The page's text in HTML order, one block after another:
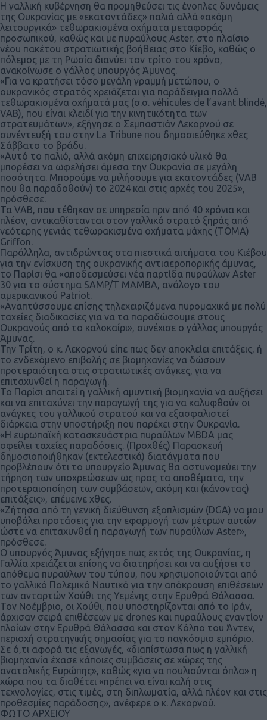
Η γαλλική κυβέρνηση θα προμηθεύσει τις ένοπλες δυνάμεις
της Ουκρανίας με «εκατοντάδες» παλιά αλλά «ακόμη
λειτουργικά» τεθωρακισμένα οχήματα μεταφοράς
προσωπικού, καθώς και με πυραύλους Aster, στο πλαίσιο
νέου πακέτου στρατιωτικής βοήθειας στο Κίεβο, καθώς ο
πόλεμος με τη Ρωσία διανύει τον τρίτο του χρόνο,
ανακοίνωσε ο γάλλος υπουργός Άμυνας.
«Για να κρατήσει τόσο μεγάλη γραμμή μετώπου, ο
ουκρανικός στρατός χρειάζεται για παράδειγμα πολλά
τεθωρακισμένα οχήματά μας (σ.σ. véhicules de l’avant blindé,
VAB), που είναι κλειδί για την κινητικότητα των
στρατευμάτων», εξήγησε ο Σεμπαστιάν Λεκορνού σε
συνέντευξή του στην La Tribune που δημοσιεύθηκε χθες
Σάββατο το βράδυ.
«Αυτό το παλιό, αλλά ακόμη επιχειρησιακό υλικό θα
μπορέσει να ωφελήσει άμεσα την Ουκρανία σε μεγάλη
ποσότητα. Μπορούμε να μιλήσουμε για εκατοντάδες (VAB
που θα παραδοθούν) το 2024 και στις αρχές του 2025»,
πρόσθεσε.
Τα VAB, που τέθηκαν σε υπηρεσία πριν από 40 χρόνια και
πλέον, αντικαθίστανται στον γαλλικό στρατό ξηράς από
νεότερης γενιάς τεθωρακισμένα οχήματα μάχης (ΤΟΜΑ)
Griffon.
Παράλληλα, αντιδρώντας στα πιεστικά αιτήματα του Κιέβου
για την ενίσχυση της ουκρανικής αντιαεροπορικής άμυνας,
το Παρίσι θα «αποδεσμεύσει νέα παρτίδα πυραύλων Aster
30 για το σύστημα SAMP/T MAMBA, ανάλογο του
αμερικανικού Patriot.
«Αναπτύσσουμε επίσης τηλεχειριζόμενα πυρομαχικά με πολύ
ταχείες διαδικασίες για να τα παραδώσουμε στους
Ουκρανούς από το καλοκαίρι», συνέχισε ο γάλλος υπουργός
Άμυνας.
Την Τρίτη, ο κ. Λεκορνού είπε πως δεν αποκλείει επιτάξεις, ή
το ενδεχόμενο επιβολής σε βιομηχανίες να δώσουν
προτεραιότητα στις στρατιωτικές ανάγκες, για να
επιταχυνθεί η παραγωγή.
Το Παρίσι απαιτεί η γαλλική αμυντική βιομηχανία να αυξήσει
και να επιταχύνει την παραγωγή της για να καλυφθούν οι
ανάγκες του γαλλικού στρατού και να εξασφαλιστεί
διάρκεια στην υποστήριξη που παρέχει στην Ουκρανία.
«Η ευρωπαϊκή κατασκευάστρια πυραύλων MBDA μας
οφείλει ταχείες παραδόσεις. (Προχθές) Παρασκευή
δημοσιοποιήθηκαν (εκτελεστικά) διατάγματα που
προβλέπουν ότι το υπουργείο Άμυνας θα αστυνομεύει την
τήρηση των υποχρεώσεων ως προς τα αποθέματα, την
προτεραιοποίηση των συμβάσεων, ακόμη και (κάνοντας)
επιτάξεις», επέμεινε χθες.
«Ζήτησα από τη γενική διεύθυνση εξοπλισμών (DGA) να μου
υποβάλει προτάσεις για την εφαρμογή των μέτρων αυτών
ώστε να επιταχυνθεί η παραγωγή των πυραύλων Aster»,
πρόσθεσε.
Ο υπουργός Άμυνας εξήγησε πως εκτός της Ουκρανίας, η
Γαλλία χρειάζεται επίσης να διατηρήσει και να αυξήσει το
απόθεμα πυραύλων του τύπου, που χρησιμοποιούνται από
το γαλλικό Πολεμικό Ναυτικό για την απόκρουση επιθέσεων
των ανταρτών Χούθι της Υεμένης στην Ερυθρά Θάλασσα.
Τον Νοέμβριο, οι Χούθι, που υποστηρίζονται από το Ιράν,
άρχισαν σειρά επιθέσεων με drones και πυραύλους εναντίον
πλοίων στην Ερυθρά Θάλασσα και στον Κόλπο του Άντεν,
περιοχή στρατηγικής σημασίας για το παγκόσμιο εμπόριο.
Σε ό,τι αφορά τις εξαγωγές, «διαπίστωσα πως η γαλλική
βιομηχανία έχασε κάποιες συμβάσεις σε χώρες της
ανατολικής Ευρώπης», καθώς «για να πουλιούνται όπλα» η
χώρα που τα διαθέτει «πρέπει να είναι καλή στις
τεχνολογίες, στις τιμές, στη διπλωματία, αλλά πλέον και στις
προθεσμίες παράδοσης», ανέφερε ο κ. Λεκορνού.
ΦΩΤΟ ΑΡΧΕΙΟΥ